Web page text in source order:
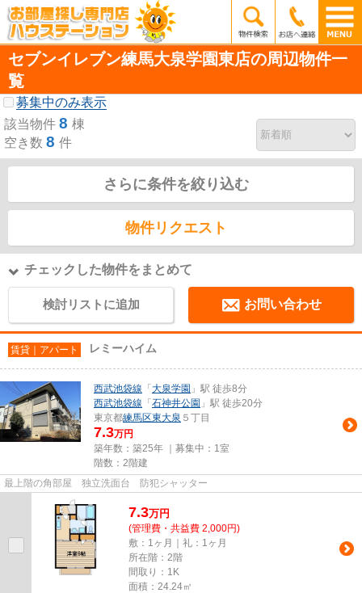
セブンイレブン練馬大泉学園東店の周辺物件一
覧
募集中のみ表示
該当物件 8 棟
空き数 8 件
さらに条件を絞り込む
物件リクエスト
チェックした物件をまとめて
検討リストに追加 お問い合わせ
賃貸｜アパート レミーハイム
西武池袋線 「 大泉学園 」駅 徒歩8分
西武池袋線 「 石神井公園 」駅 徒歩20分
東京都練馬区東大泉 ５丁目
7.3万円
築年数：築25年 ｜募集中： 1室
階数：2階建
最上階の角部屋 独立洗面台 防犯シャッター
7.3万円
(管理費・共益費 2,000円)
敷：1ヶ月｜礼：1ヶ月
所在階：2階
間取り：1K
面積：24.24㎡